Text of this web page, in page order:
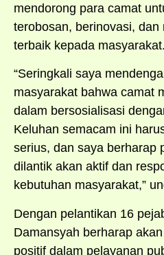
mendorong para camat
terobosan, berinovasi,
terbaik kepada masyarakat.
“Seringkali saya
masyarakat bahwa camat
dalam bersosialisasi
Keluhan semacam ini
serius, dan saya berharap
dilantik akan aktif dan
kebutuhan masyarakat,”
Dengan pelantikan 16
Damansyah berharap
positif dalam pelayanan